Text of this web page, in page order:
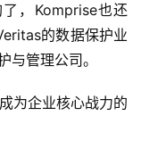
，Komprise也还
的数据保护业
与管理公司。
为企业核心战力的